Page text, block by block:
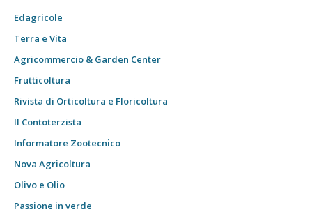
Edagricole
Terra e Vita
Agricommercio & Garden Center
Frutticoltura
Rivista di Orticoltura e Floricoltura
Il Contoterzista
Informatore Zootecnico
Nova Agricoltura
Olivo e Olio
Passione in verde